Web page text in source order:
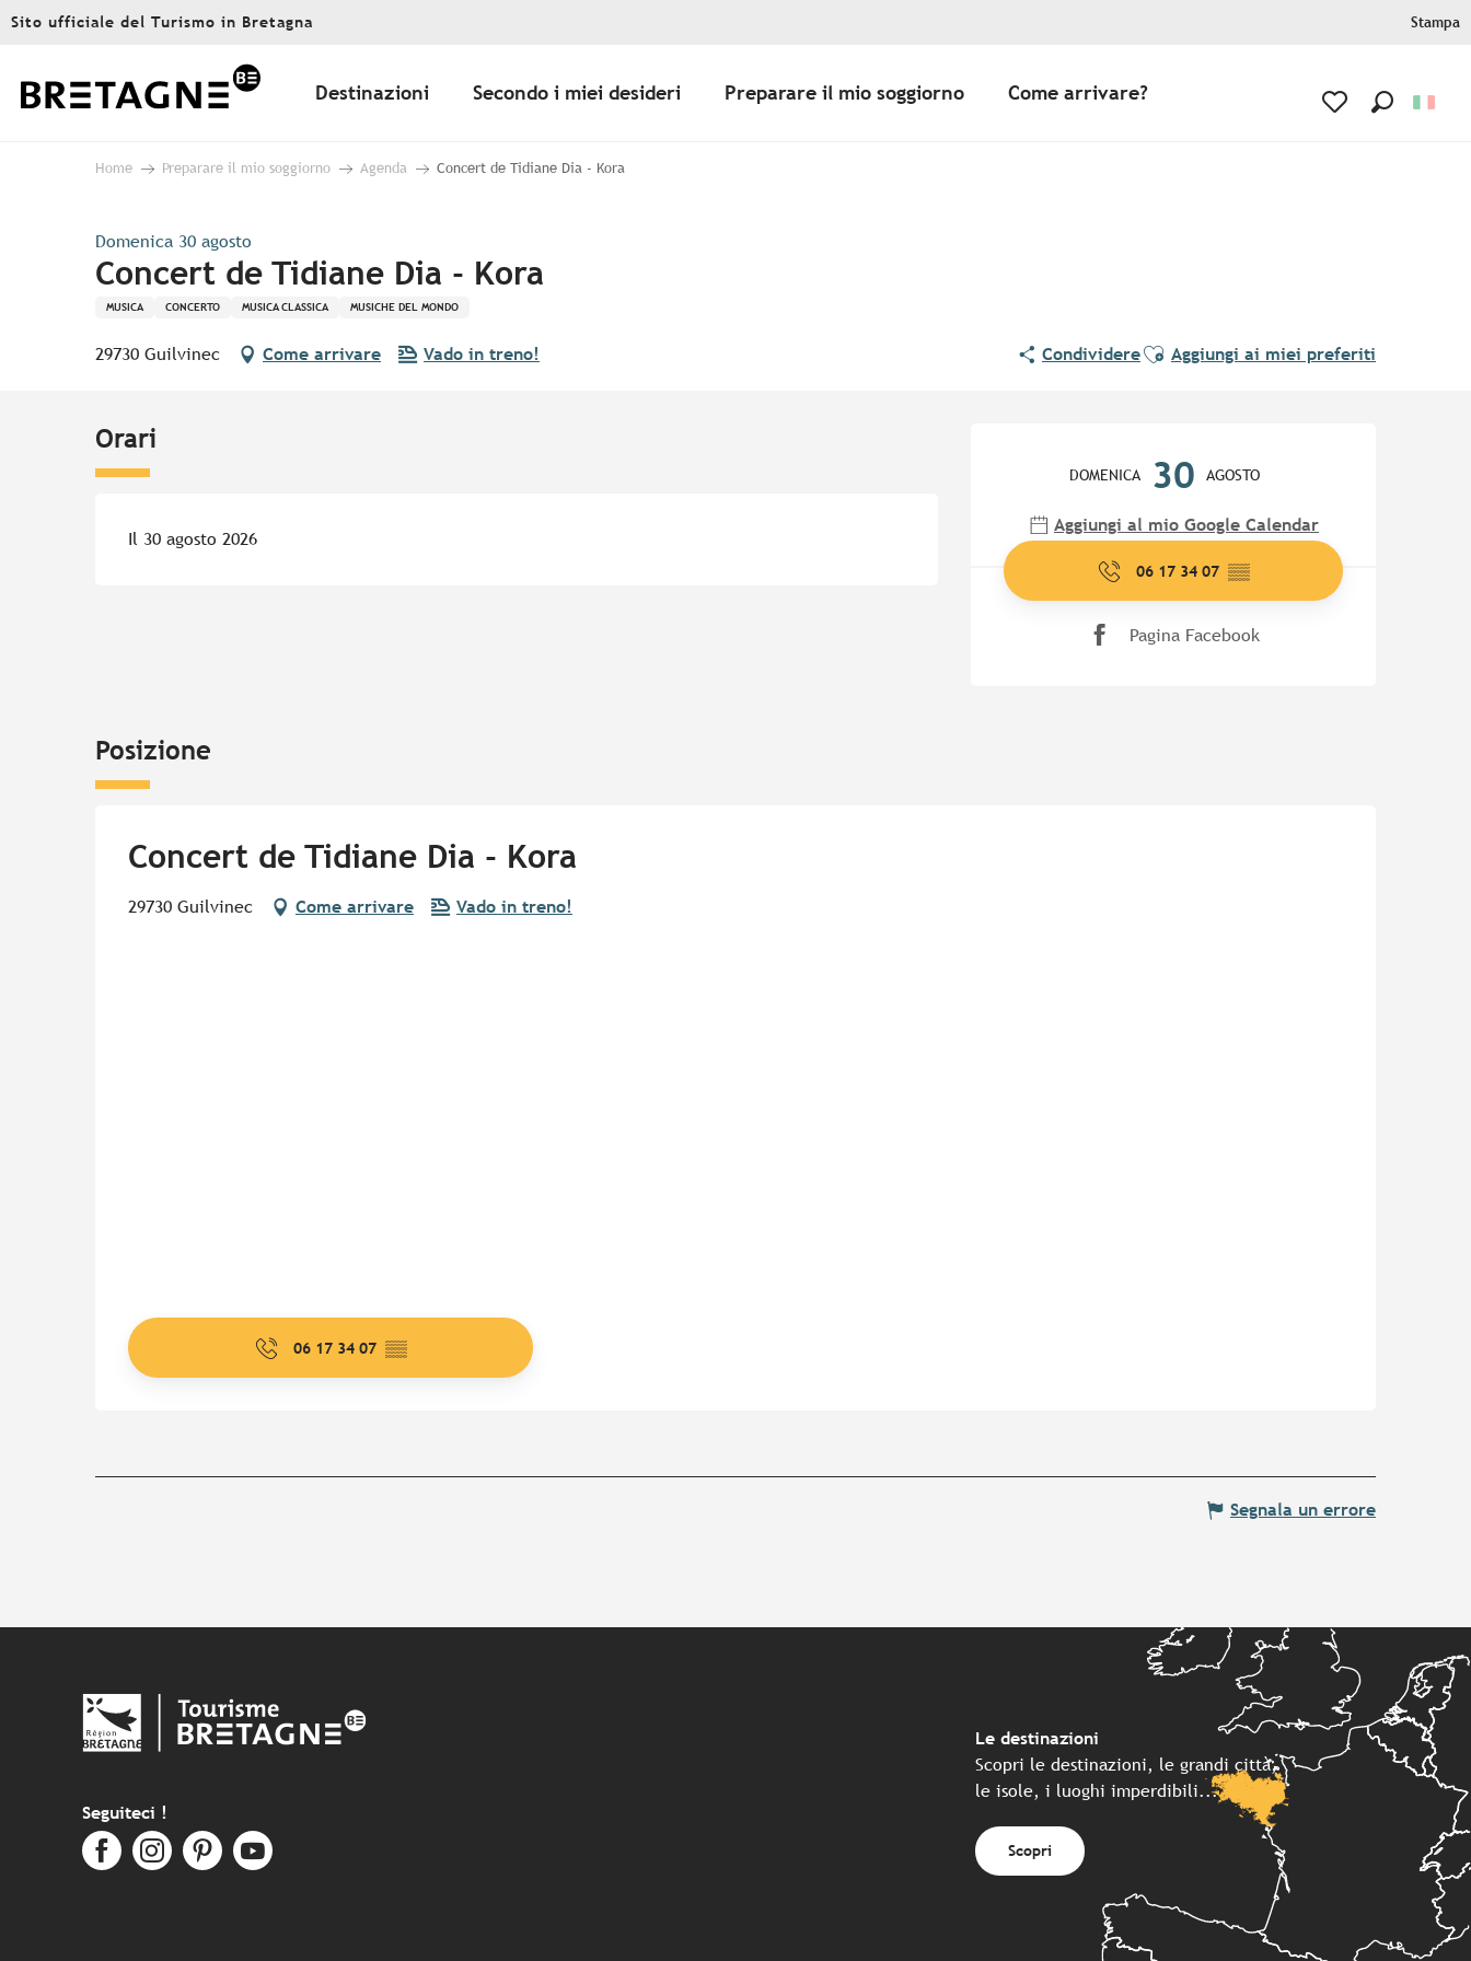
Aller
principal
Sito ufficiale del Turismo in Bretagna Stampa
Destinazioni Secondo i miei desideri Preparare il mio soggiorno Come arrivare?
Home Preparare il mio soggiorno Agenda Concert de Tidiane Dia - Kora
Domenica 30 agosto
Concert de Tidiane Dia - Kora
MUSICA CONCERTO MUSICA CLASSICA MUSICHE DEL MONDO
29730 Guilvinec Come arrivare Vado in treno! CondividereAjouter aux favoris
Aggiungi ai miei preferiti
DOMENICA 30 AGOSTO
Aggiungi al mio Google Calendar
06 17 34 07 ▒▒
Pagina Facebook
Orari
Il 30 agosto 2026
Posizione
Concert de Tidiane Dia - Kora
29730 Guilvinec Come arrivare Vado in treno!
06 17 34 07 ▒▒
Segnala un errore
Seguiteci !
Le destinazioni
Scopri le destinazioni, le grandi città,
le isole, i luoghi imperdibili...
Scopri